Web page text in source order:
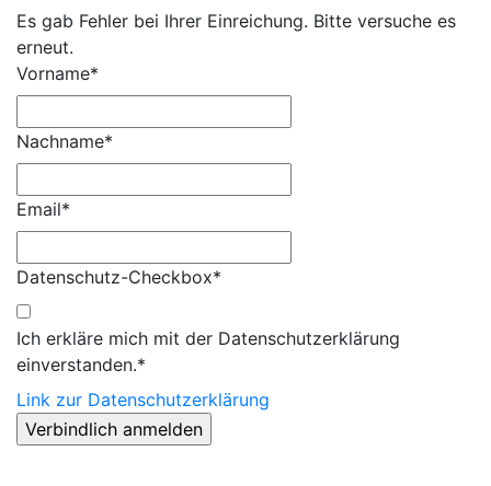
Es gab Fehler bei Ihrer Einreichung. Bitte versuche es
erneut.
Vorname*
Nachname*
Email*
Datenschutz-Checkbox*
Ich erkläre mich mit der Datenschutzerklärung
einverstanden.*
Link zur Datenschutzerklärung